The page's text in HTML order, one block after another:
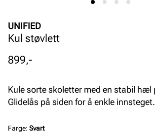
UNIFIED
Kul støvlett
Pris
899,-
Kule sorte skoletter med en stabil hæl på 5,5cm.
Glidelås på siden for å enkle innsteget.
Farge: Svart